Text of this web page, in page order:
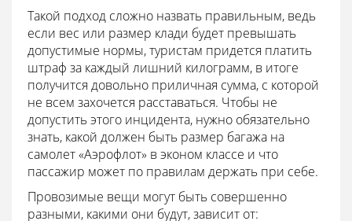
Такой подход сложно назвать правильным, ведь
если вес или размер клади будет превышать
допустимые нормы, туристам придется платить
штраф за каждый лишний килограмм, в итоге
получится довольно приличная сумма, с которой
не всем захочется расставаться. Чтобы не
допустить этого инцидента, нужно обязательно
знать, какой должен быть размер багажа на
самолет «Аэрофлот» в эконом классе и что
пассажир может по правилам держать при себе.
Провозимые вещи могут быть совершенно
разными, какими они будут, зависит от: